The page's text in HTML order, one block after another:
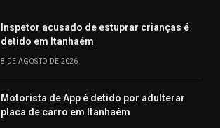
Inspetor acusado de estuprar crianças é
detido em Itanhaém
8 DE AGOSTO DE 2026
Motorista de App é detido por adulterar
placa de carro em Itanhaém